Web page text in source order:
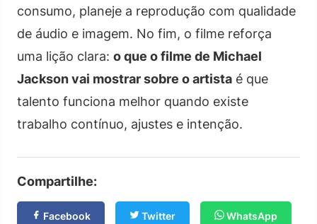
consumo, planeje a reprodução com qualidade
de áudio e imagem. No fim, o filme reforça
uma lição clara: o que o filme de Michael
Jackson vai mostrar sobre o artista é que
talento funciona melhor quando existe
trabalho contínuo, ajustes e intenção.
Compartilhe:
Facebook Twitter WhatsApp